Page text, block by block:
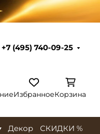
+7 (495) 740-09-25
ИзбранноеКорзина
Декор СКИДКИ %